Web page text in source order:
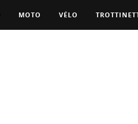
MOTO VÉLO